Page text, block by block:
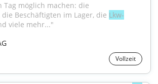
Tag möglich machen: die
Beschäftigten im Lager, die Lkw-
viele mehr..."
Vollzeit